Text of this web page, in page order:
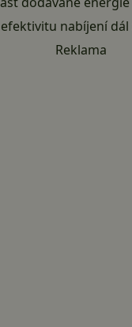
nabíjení dál
Reklama